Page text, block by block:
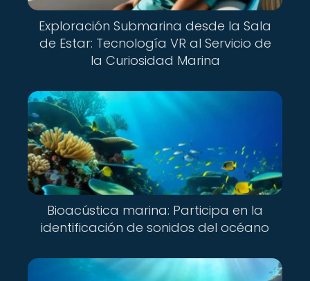
Exploración Submarina desde la Sala
de Estar: Tecnología VR al Servicio de
la Curiosidad Marina
Bioacústica marina: Participa en la
identificación de sonidos del océano